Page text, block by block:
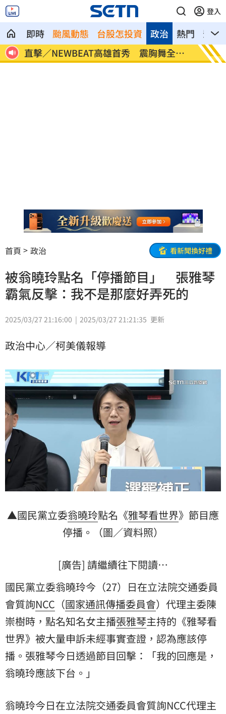
登入
即時 颱風動態 台股怎投資 熱門 影音
政治
火 直擊／NEWBEAT高雄首秀 震胸舞全場
嗨翻
颱風
警
首頁 政治 看新聞換好禮
被翁曉玲點名「停播節目」 張雅琴
霸氣反擊：我不是那麼好弄死的
2025/03/27 21:16:00 2025/03/27 21:21:35 更新
政治中心／柯美儀報導
▲國民黨立委翁曉玲點名《雅琴看世界》節目應
停播。（圖／資料照）
[廣告] 請繼續往下閱讀…
國民黨立委翁曉玲今（27）日在立法院交通委員
會質詢NCC （國家通訊傳播委員會）代理主委陳
崇樹時，點名知名女主播張雅琴主持的《雅琴看
世界》被大量申訴未經事實查證，認為應該停
播。張雅琴今日透過節目回擊：「我的回應是，
翁曉玲應該下台。」
翁曉玲今日在立法院交通委員會質詢NCC代理主